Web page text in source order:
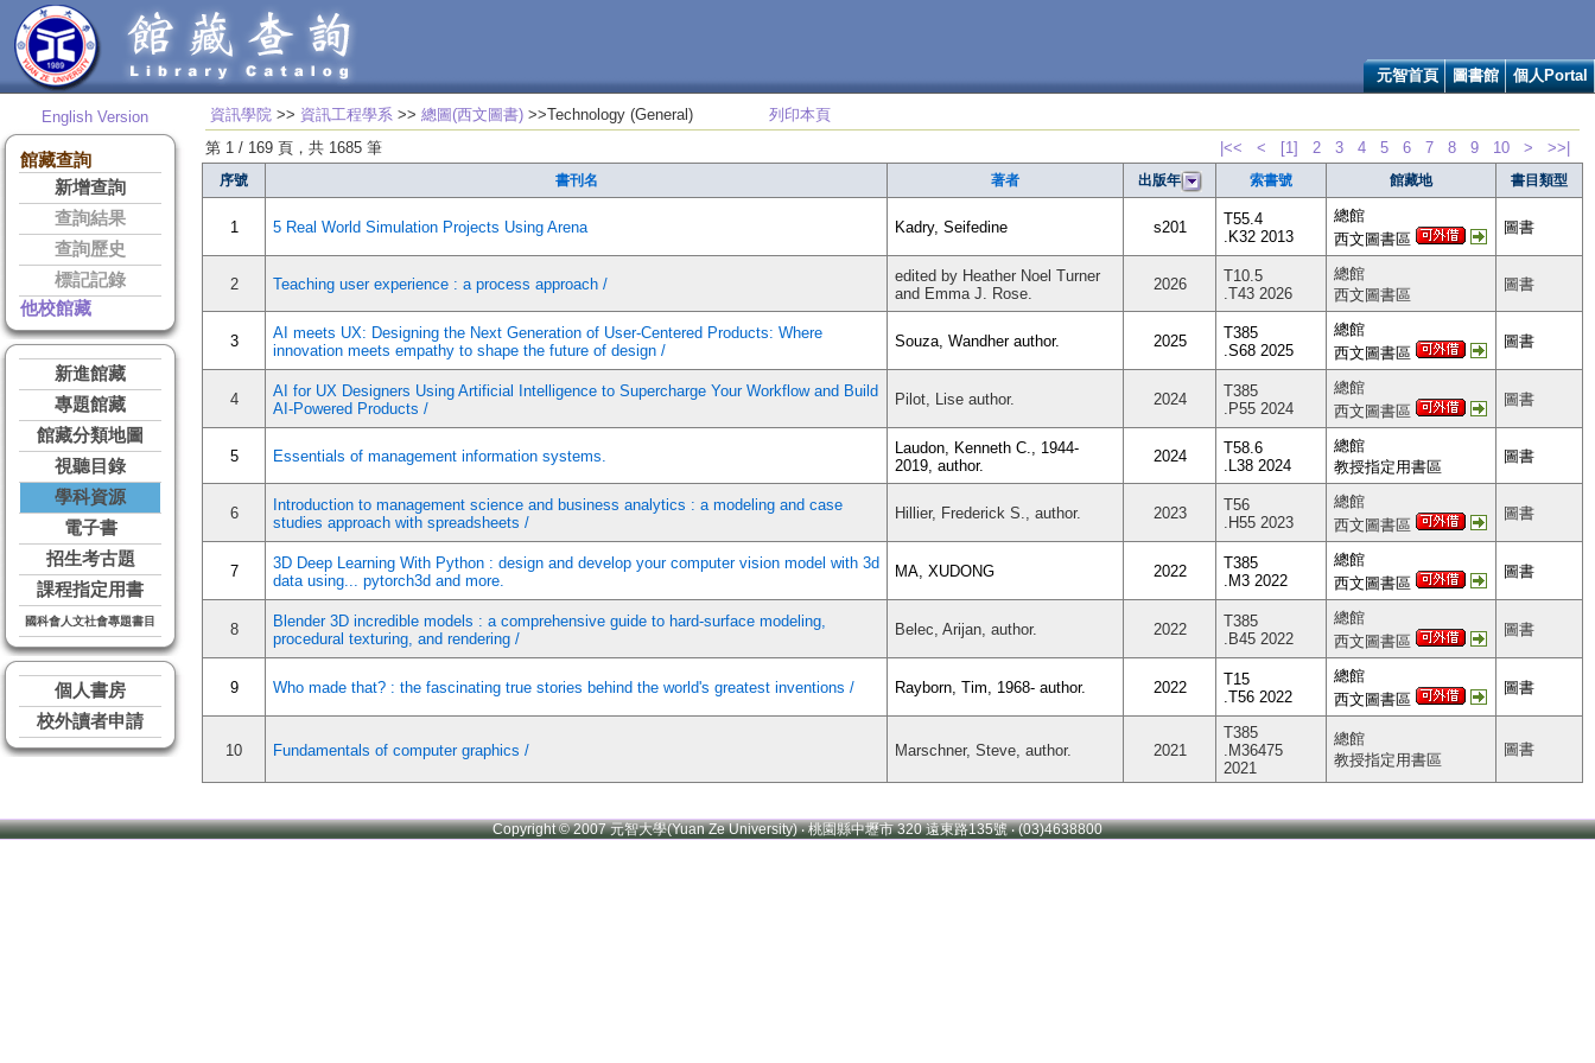
元智首頁 圖書館 個人Portal
English Version
館藏查詢
新增查詢
查詢結果
查詢歷史
標記記錄
他校館藏
新進館藏
專題館藏
館藏分類地圖
視聽目錄
學科資源
電子書
招生考古題
課程指定用書
國科會人文社會專題書目
個人書房
校外讀者申請
資訊學院 >> 資訊工程學系 >> 總圖(西文圖書) >>Technology (General) 列印本頁
第 1 / 169 頁，共 1685 筆
|<< < [1] 2 3 4 5 6 7 8 9 10 > >>|
序號 書刊名 著者 出版年 索書號 館藏地 書目類型
1 5 Real World Simulation Projects Using Arena Kadry, Seifedine s201
T55.4
.K32 2013
總館
西文圖書區
圖書
2 Teaching user experience : a process approach /
edited by Heather Noel Turner
and Emma J. Rose.
2026
T10.5
.T43 2026
總館
西文圖書區
圖書
3
AI meets UX: Designing the Next Generation of User-Centered Products: Where
innovation meets empathy to shape the future of design /
Souza, Wandher author. 2025
T385
.S68 2025
總館
西文圖書區
圖書
4
AI for UX Designers Using Artificial Intelligence to Supercharge Your Workflow and Build
AI-Powered Products /
Pilot, Lise author. 2024
T385
.P55 2024
總館
西文圖書區
圖書
5 Essentials of management information systems.
Laudon, Kenneth C., 1944-
2019, author.
2024
T58.6
.L38 2024
總館
教授指定用書區
圖書
6
Introduction to management science and business analytics : a modeling and case
studies approach with spreadsheets /
Hillier, Frederick S., author. 2023
T56
.H55 2023
總館
西文圖書區
圖書
7
3D Deep Learning With Python : design and develop your computer vision model with 3d
data using... pytorch3d and more.
MA, XUDONG 2022
T385
.M3 2022
總館
西文圖書區
圖書
8
Blender 3D incredible models : a comprehensive guide to hard-surface modeling,
procedural texturing, and rendering /
Belec, Arijan, author. 2022
T385
.B45 2022
總館
西文圖書區
圖書
9 Who made that? : the fascinating true stories behind the world's greatest inventions / Rayborn, Tim, 1968- author. 2022
T15
.T56 2022
總館
西文圖書區
圖書
10 Fundamentals of computer graphics / Marschner, Steve, author. 2021
T385
.M36475
2021
總館
教授指定用書區
圖書
Copyright © 2007 元智大學(Yuan Ze University) ‧ 桃園縣中壢市 320 遠東路135號 ‧ (03)4638800